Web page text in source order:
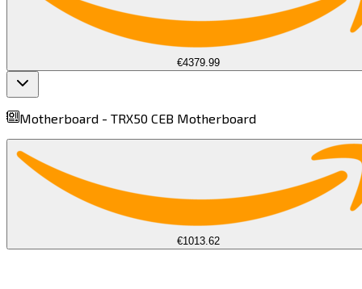
€4379.99
Motherboard - TRX50 CEB Motherboard​​​​‌ ‍ ​‍​‍‌‍ ‌ ​‍‌‍‍‌‌‍‌ ‌‍‍‌‌‍ ‍​‍​‍​ ‍‍​‍​‍‌ ​ ‌‍​‌‌‍ ‍‌‍‍‌‌ ‌​‌ ‍‌​‍ ‍‌‍‍‌‌‍ ​‍​‍​‍ ​​‍​‍‌‍‍​‌ ​‍‌‍‌‌‌‍‌‍​‍​‍​ ‍‍​‍​‍​‍ ‌‍​‌‌‍‌​‌‍ ‌‌‍‍‌‌‍ ‍​‍ ‌‍‍‌‌‍ ‍‌ ‌​‌‍‌‌‌‍ ‍‌ ‌​​‍ ‌‍‌‌‌‍‌​‌‍‍‌‌ ‌​​‍ ‌‍ ‌‌‍ ‌‍‌​‌‍‌‌​ ‌‌ ​​‌ ​‍‌‍‌‌‌ ​ ‌‍‌‌‌‍ ‍‌ ‌​‌‍​‌‌ ‌​‌‍‍‌‌‍ ‌‍ ‍​ ‍ ‌‍‍‌‌‍‌​​ ‌​ ‍​‌‍‌‌​ ​‌‌‍‌‍​ ‍‌​ ​‍​ ​​​ ‍‌​‍ ‌​ ‌​‌‍‌‌‌‍​‌​ ‌ ​‍ ‌​ ‌​​ ‌ ​ ​‌‌‍‌​​‍ ‌‌‍​‌‌‍‌​‌‍​‌​ ​​​‍ ‌​ ‌‌​ ‌​​ ​‌​ ​‌‌‍‌​‌‍‌‌​ ‍​​ ​‌​ ‌‍‌‍‌​‌‍‌‍​ ​‌​ ‍ ‌ ‌​‌ ‍‌‌ ​​‌‍‌‌​ ‌‌‍ ‌‌‍ ‌ ‌​‌‍‍​‌‍‌‌‌ ​‍‌‍​‍‌‍ ‌‍​‌‌ ​‍‌‍‌​​ ‍ ‌ ​​‌‍​‌‌ ‌​‌‍‍​​ ‌‌‍ ‍‌‍​‌‌‍ ‌‌‍‌‌​ ‌‍​‍‌‍​‌‌ ​ ‌‍‌‌‌‌‌‌‌ ​‍‌‍ ​​ ‌​‍‌‌​ ​‍‌​‌‍‌‍​‌‌‍‌​‌‍ ‌‌‍‍‌‌‍ ‍​‍‌‍‌‍‍‌‌‍‌​​ ‌​ ‍​‌‍‌‌​ ​‌‌‍‌‍​ ‍‌​ ​‍​ ​​​ ‍‌​‍ ‌​ ‌​‌‍‌‌‌‍​‌​ ‌ ​‍ ‌​ ‌​​ ‌ ​ ​‌‌‍‌​​‍ ‌‌‍​‌‌‍‌​‌‍​‌​ ​​​‍ ‌​ ‌‌​ ‌​​ ​‌​ ​‌‌‍‌​‌‍‌‌​ ‍​​ ​‌​ ‌‍‌‍‌​‌‍‌‍​ ​‌​‍‌‍‌ ‌​‌ ‍‌‌ ​​‌‍‌‌​ ‌‌‍ ‌‌‍ ‌ ‌​‌‍‍​‌‍‌‌‌ ​‍‌‍​‍‌‍ ‌‍​‌‌ ​‍‌‍‌​​‍‌‍‌ ​​‌‍​‌‌ ‌​‌‍‍​​ ‌‌‍ ‍‌‍​‌‌‍ ‌‌‍‌‌​‍‌‍‌ ​​‌‍‌‌‌ ​‍‌ ​ ‌ ​​‌‍‌‌‌‍​ ‌ ‌​‌‍‍‌‌ ‌‍‌‍‌‌​ ‌‌ ​​‌ ‌‌‌‍​‍‌‍ ​‌‍‍‌‌ ​ ‌‍‍​‌‍‌‌‌‍‌​​‍​‍‌ ‌
€1013.62